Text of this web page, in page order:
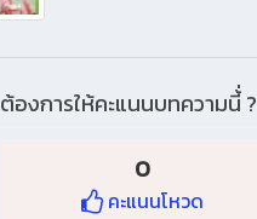
ต้องการให้คะแนนบทความนี้่ ?
0
คะแนนโหวด